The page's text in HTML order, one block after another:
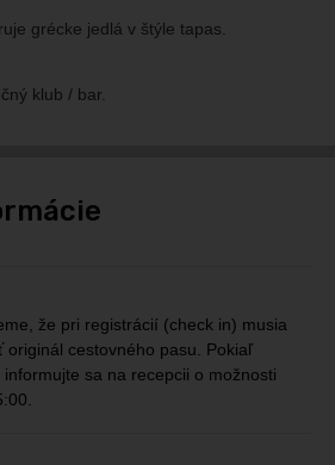
grécke jedlá v štýle tapas.
klub / bar.
že pri registrácií (check in) musia
originál cestovného pasu. Pokiaľ
sa na recepcii o možnosti